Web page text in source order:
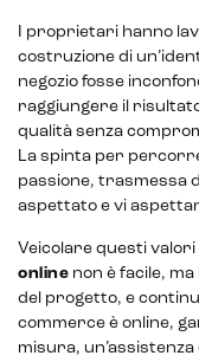
I proprietari hanno
costruzione di
negozio fosse
raggiungere il
qualità senza
La spinta per
passione, trasmessa
aspettato e vi
Veicolare questi valori
online non è facile,
del progetto, e
commerce è online,
misura,